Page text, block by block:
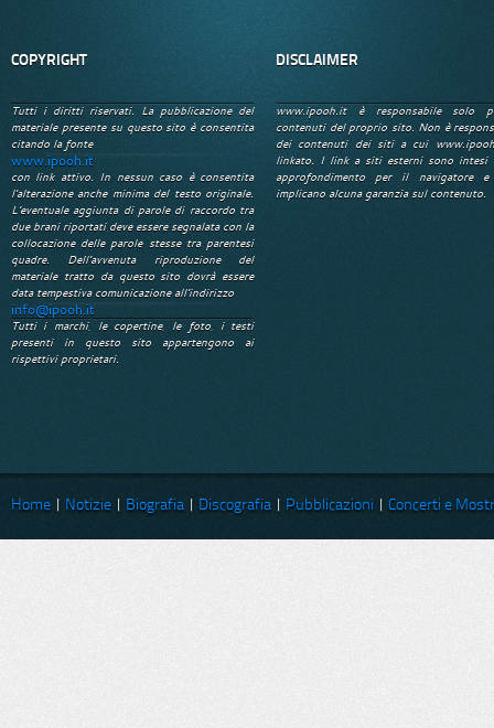
COPYRIGHT
Tutti i diritti riservati. La pubblicazione del
materiale presente su questo sito è consentita
citando la fonte
www.ipooh.it
con link attivo. In nessun caso è consentita
l'alterazione anche minima del testo originale.
L'eventuale aggiunta di parole di raccordo tra
due brani riportati deve essere segnalata con la
collocazione delle parole stesse tra parentesi
quadre. Dell'avvenuta riproduzione del
materiale tratto da questo sito dovrà essere
data tempestiva comunicazione all'indirizzo
info@ipooh.it
Tutti i marchi, le copertine, le foto, i testi
presenti in questo sito appartengono ai
rispettivi proprietari.
DISCLAIMER
www.ipooh.it è responsabile solo
contenuti del proprio sito. Non è
dei contenuti dei siti a cui
linkato. I link a siti esterni sono intesi
approfondimento per il navigatore
implicano alcuna garanzia sul contenuto.
Home Notizie Biografia Discografia Pubblicazioni Concerti e